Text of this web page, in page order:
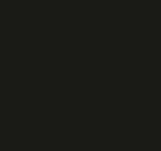
preparado –
transição. Conheço o
confiante de fazer um